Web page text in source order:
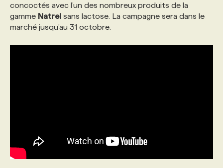
ANNONCEZ AVEC NOUS
concoctés avec l’un des nombreux produits de la
gamme Natrel sans lactose. La campagne sera dans le
marché jusqu’au 31 octobre.